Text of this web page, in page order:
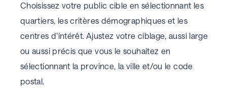
Choisissez votre public cible en sélectionnant les
quartiers, les critères démographiques et les
centres d’intérêt. Ajustez votre ciblage, aussi large
ou aussi précis que vous le souhaitez en
sélectionnant la province, la ville et/ou le code
postal.